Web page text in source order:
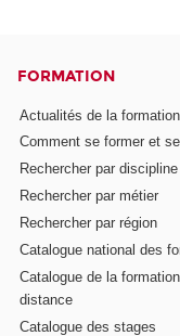
FORMATION
Actualités de la formation
Comment se former et
Rechercher par discipline
Rechercher par métier
Rechercher par région
Catalogue national des
Catalogue de la
distance
Catalogue des stages